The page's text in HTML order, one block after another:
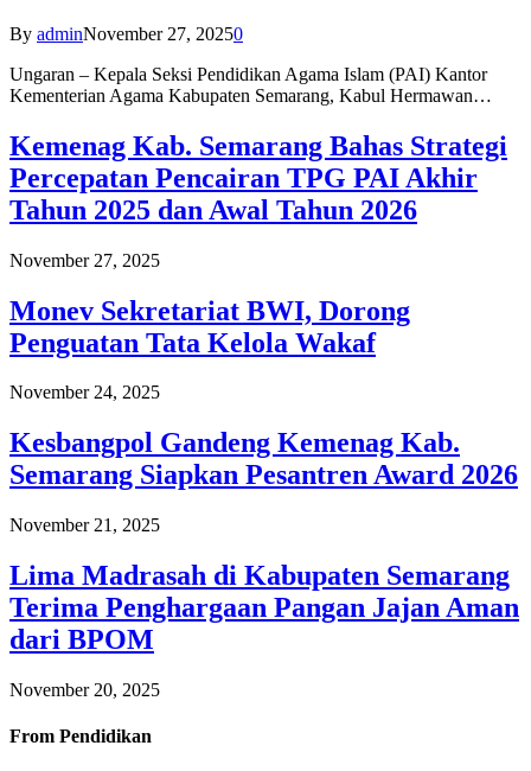
By adminNovember 27, 20250
Ungaran – Kepala Seksi Pendidikan Agama Islam (PAI) Kantor
Kementerian Agama Kabupaten Semarang, Kabul Hermawan…
Kemenag Kab. Semarang Bahas Strategi
Percepatan Pencairan TPG PAI Akhir
Tahun 2025 dan Awal Tahun 2026
November 27, 2025
Monev Sekretariat BWI, Dorong
Penguatan Tata Kelola Wakaf
November 24, 2025
Kesbangpol Gandeng Kemenag Kab.
Semarang Siapkan Pesantren Award 2026
November 21, 2025
Lima Madrasah di Kabupaten Semarang
Terima Penghargaan Pangan Jajan Aman
dari BPOM
November 20, 2025
From Pendidikan